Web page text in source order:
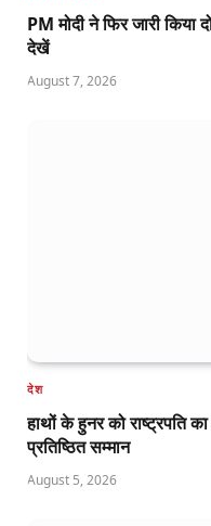
PM मोदी ने फिर जारी किया
देखें
August 7, 2026
देश
हाथों के हुनर को राष्ट्रपति
प्रतिष्ठित सम्मान
August 5, 2026